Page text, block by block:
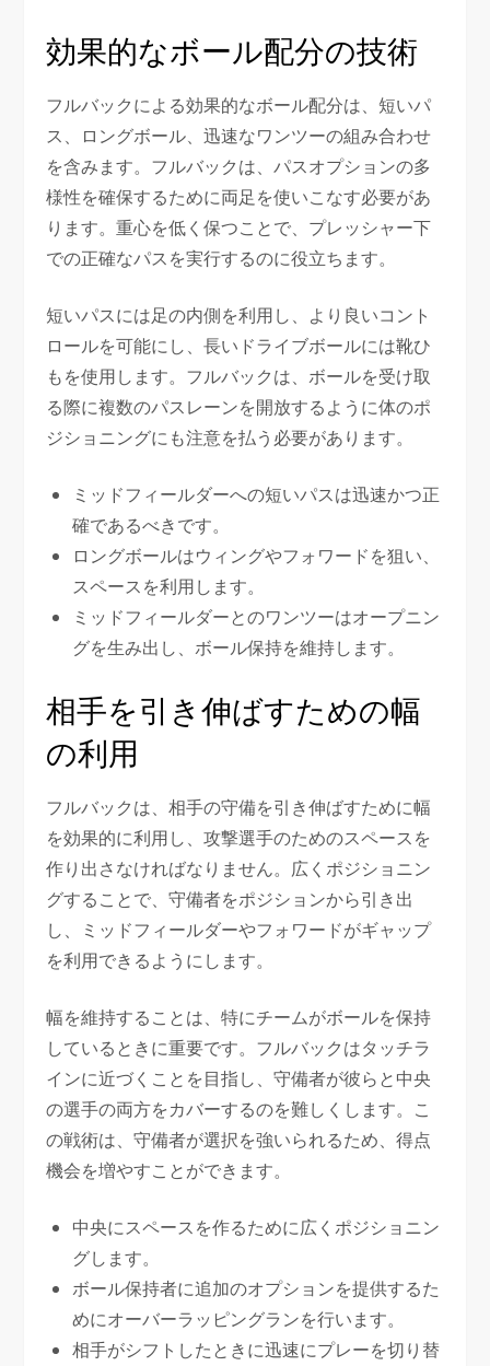
効果的なボール配分の技術
フルバックによる効果的なボール配分は、短いパ
ス、ロングボール、迅速なワンツーの組み合わせ
を含みます。フルバックは、パスオプションの多
様性を確保するために両足を使いこなす必要があ
ります。重心を低く保つことで、プレッシャー下
での正確なパスを実行するのに役立ちます。
短いパスには足の内側を利用し、より良いコント
ロールを可能にし、長いドライブボールには靴ひ
もを使用します。フルバックは、ボールを受け取
る際に複数のパスレーンを開放するように体のポ
ジショニングにも注意を払う必要があります。
ミッドフィールダーへの短いパスは迅速かつ正
確であるべきです。
ロングボールはウィングやフォワードを狙い、
スペースを利用します。
ミッドフィールダーとのワンツーはオープニン
グを生み出し、ボール保持を維持します。
相手を引き伸ばすための幅
の利用
フルバックは、相手の守備を引き伸ばすために幅
を効果的に利用し、攻撃選手のためのスペースを
作り出さなければなりません。広くポジショニン
グすることで、守備者をポジションから引き出
し、ミッドフィールダーやフォワードがギャップ
を利用できるようにします。
幅を維持することは、特にチームがボールを保持
しているときに重要です。フルバックはタッチラ
インに近づくことを目指し、守備者が彼らと中央
の選手の両方をカバーするのを難しくします。こ
の戦術は、守備者が選択を強いられるため、得点
機会を増やすことができます。
中央にスペースを作るために広くポジショニン
グします。
ボール保持者に追加のオプションを提供するた
めにオーバーラッピングランを行います。
相手がシフトしたときに迅速にプレーを切り替